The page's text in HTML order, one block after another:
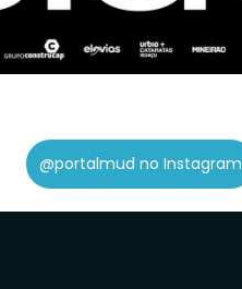
@portalmud no Instagram